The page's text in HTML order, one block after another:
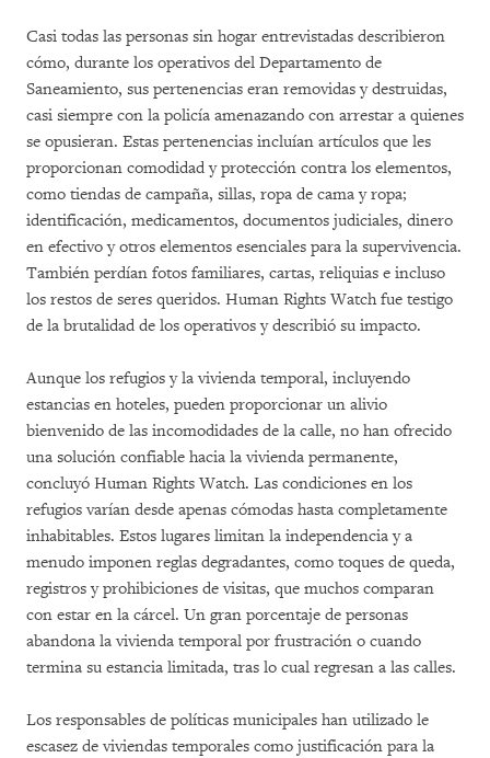
Casi todas las personas sin hogar entrevistadas describieron
cómo, durante los operativos del Departamento de
Saneamiento, sus pertenencias eran removidas y destruidas,
casi siempre con la policía amenazando con arrestar a quienes
se opusieran. Estas pertenencias incluían artículos que les
proporcionan comodidad y protección contra los elementos,
como tiendas de campaña, sillas, ropa de cama y ropa;
identificación, medicamentos, documentos judiciales, dinero
en efectivo y otros elementos esenciales para la supervivencia.
También perdían fotos familiares, cartas, reliquias e incluso
los restos de seres queridos. Human Rights Watch fue testigo
de la brutalidad de los operativos y describió su impacto.
Aunque los refugios y la vivienda temporal, incluyendo
estancias en hoteles, pueden proporcionar un alivio
bienvenido de las incomodidades de la calle, no han ofrecido
una solución confiable hacia la vivienda permanente,
concluyó Human Rights Watch. Las condiciones en los
refugios varían desde apenas cómodas hasta completamente
inhabitables. Estos lugares limitan la independencia y a
menudo imponen reglas degradantes, como toques de queda,
registros y prohibiciones de visitas, que muchos comparan
con estar en la cárcel. Un gran porcentaje de personas
abandona la vivienda temporal por frustración o cuando
termina su estancia limitada, tras lo cual regresan a las calles.
Los responsables de políticas municipales han utilizado le
escasez de viviendas temporales como justificación para la